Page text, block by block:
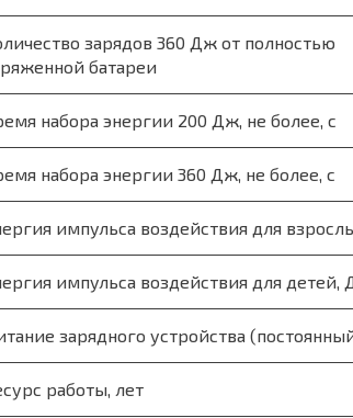
зарядов 360 Дж от полностью
батареи
набора энергии 200 Дж, не более, с
набора энергии 360 Дж, не более, с
импульса воздействия для
импульса воздействия для детей,
зарядного устройства
работы, лет